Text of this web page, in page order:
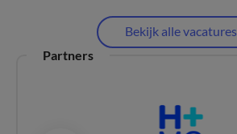
Bekijk alle vacatures
Partners